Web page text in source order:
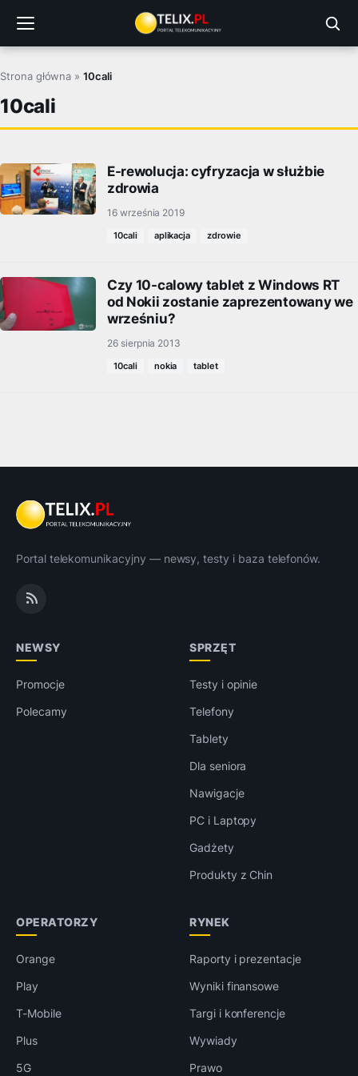
treści
Strona główna »10cali
10cali
E-rewolucja: cyfryzacja w służbie
zdrowia
16 września 2019
10cali aplikacja zdrowie
Czy 10-calowy tablet z Windows RT
od Nokii zostanie zaprezentowany we
wrześniu?
26 sierpnia 2013
10cali nokia tablet
Portal telekomunikacyjny — newsy, testy i baza telefonów.
NEWSY
Promocje
Polecamy
SPRZĘT
Testy i opinie
Telefony
Tablety
Dla seniora
Nawigacje
PC i Laptopy
Gadżety
Produkty z Chin
OPERATORZY
Orange
Play
T-Mobile
Plus
5G
RYNEK
Raporty i prezentacje
Wyniki finansowe
Targi i konferencje
Wywiady
Prawo